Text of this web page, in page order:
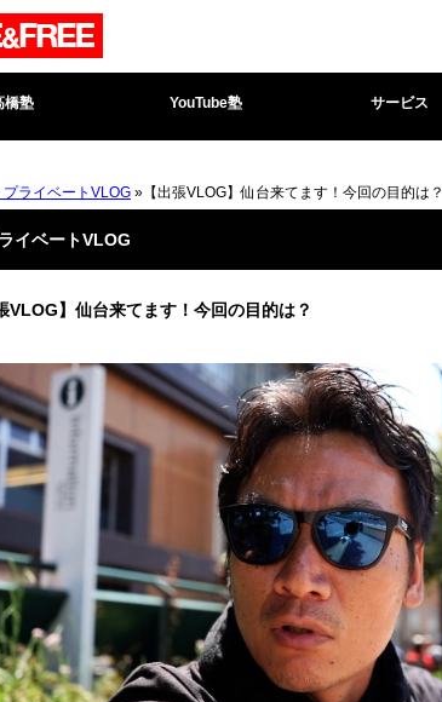
橋塾 YouTube塾 サービス
プライベートVLOG »【出張VLOG】仙台来てます！今回の目的は？
イベートVLOG
VLOG】仙台来てます！今回の目的は？